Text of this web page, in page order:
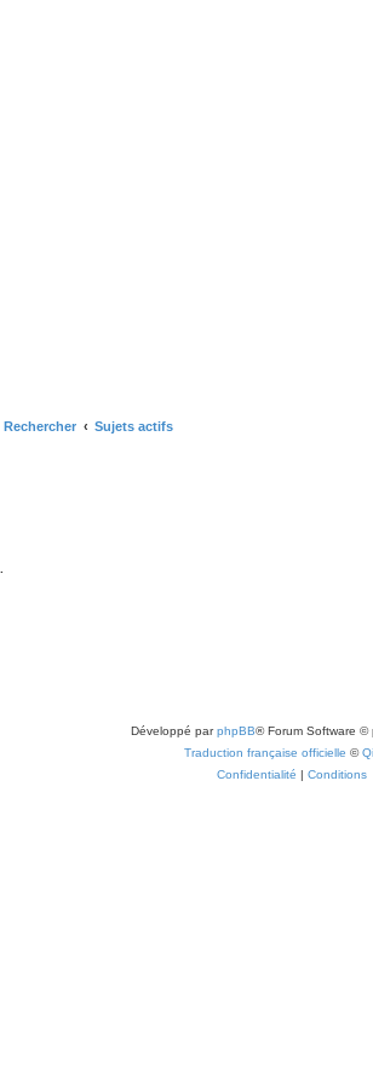
Rechercher Sujets actifs
Développé parphpBB® Forum Software ©
Traduction française officielle ©
Confidentialité | Conditions